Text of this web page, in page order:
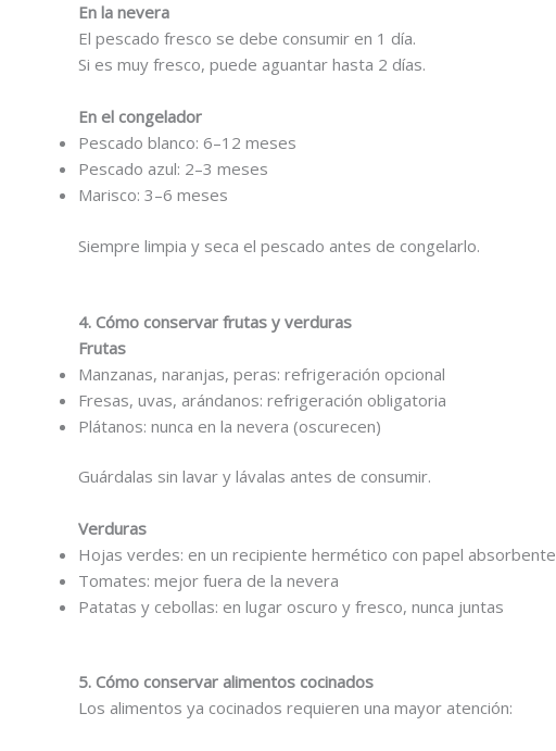
En la nevera
El pescado fresco se debe consumir en 1 día.
Si es muy fresco, puede aguantar hasta 2 días.
En el congelador
Pescado blanco: 6–12 meses
Pescado azul: 2–3 meses
Marisco: 3–6 meses
Siempre limpia y seca el pescado antes de congelarlo.
4. Cómo conservar frutas y verduras
Frutas
Manzanas, naranjas, peras: refrigeración opcional
Fresas, uvas, arándanos: refrigeración obligatoria
Plátanos: nunca en la nevera (oscurecen)
Guárdalas sin lavar y lávalas antes de consumir.
Verduras
Hojas verdes: en un recipiente hermético con papel absorbente
Tomates: mejor fuera de la nevera
Patatas y cebollas: en lugar oscuro y fresco, nunca juntas
5. Cómo conservar alimentos cocinados
Los alimentos ya cocinados requieren una mayor atención: